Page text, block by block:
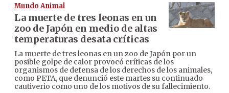
Mundo Animal
La muerte de tres leonas en un
zoo de Japón en medio de altas
temperaturas desata críticas
La muerte de tres leonas en un zoo de Japón por un
posible golpe de calor provocó críticas de los
organismos de defensa de los derechos de los animales,
como PETA, que denunció este martes su continuado
cautiverio como uno de los motivos de su fallecimiento.